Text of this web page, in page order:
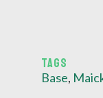
TAGS
Base,